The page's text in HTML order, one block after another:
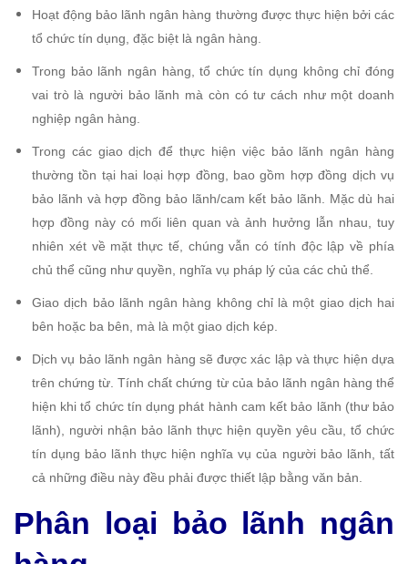
Hoạt động bảo lãnh ngân hàng thường được thực hiện bởi các
tổ chức tín dụng, đặc biệt là ngân hàng.
Trong bảo lãnh ngân hàng, tổ chức tín dụng không chỉ đóng
vai trò là người bảo lãnh mà còn có tư cách như một doanh
nghiệp ngân hàng.
Trong các giao dịch để thực hiện việc bảo lãnh ngân hàng
thường tồn tại hai loại hợp đồng, bao gồm hợp đồng dịch vụ
bảo lãnh và hợp đồng bảo lãnh/cam kết bảo lãnh. Mặc dù hai
hợp đồng này có mối liên quan và ảnh hưởng lẫn nhau, tuy
nhiên xét về mặt thực tế, chúng vẫn có tính độc lập về phía
chủ thể cũng như quyền, nghĩa vụ pháp lý của các chủ thể.
Giao dịch bảo lãnh ngân hàng không chỉ là một giao dịch hai
bên hoặc ba bên, mà là một giao dịch kép.
Dịch vụ bảo lãnh ngân hàng sẽ được xác lập và thực hiện dựa
trên chứng từ. Tính chất chứng từ của bảo lãnh ngân hàng thể
hiện khi tổ chức tín dụng phát hành cam kết bảo lãnh (thư bảo
lãnh), người nhận bảo lãnh thực hiện quyền yêu cầu, tổ chức
tín dụng bảo lãnh thực hiện nghĩa vụ của người bảo lãnh, tất
cả những điều này đều phải được thiết lập bằng văn bản.
Phân loại bảo lãnh ngân